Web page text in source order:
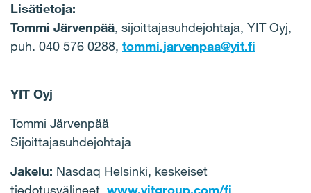
Lisätietoja:
Tommi Järvenpää, sijoittajasuhdejohtaja, YIT Oyj,
puh. 040 576 0288, tommi.jarvenpaa@yit.fi
YIT Oyj
Tommi Järvenpää
Sijoittajasuhdejohtaja
Jakelu: Nasdaq Helsinki, keskeiset
tiedotusvälineet, www.yitgroup.com/fi